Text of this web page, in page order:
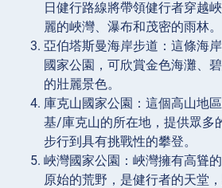
日健行路線將帶領健行者穿越
麗的峽灣、瀑布和茂密的雨林。
亞伯塔斯曼海岸步道：這條海
國家公園，可欣賞金色海灘、
的壯麗景色。
庫克山國家公園：這個高山地
基/庫克山的所在地，提供眾多
步行到具有挑戰性的攀登。
峽灣國家公園：峽灣擁有高聳
原始的荒野，是健行者的天堂